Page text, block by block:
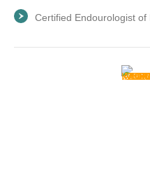
Certified Endourologist